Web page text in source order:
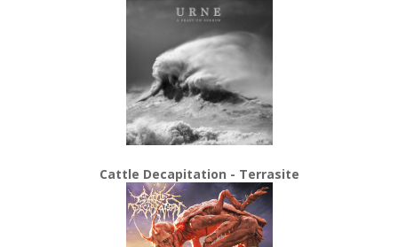
Cattle Decapitation - Terrasite